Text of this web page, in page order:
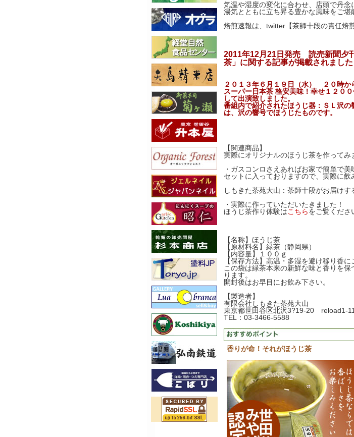
気温や湿度の変化に合わせ、店頭で丹
湯気とともに立ち昇る豊かな風味をご堪
焙煎速報は、twitter【茶師十段の責任焙
2011年12月21日発売 読売新聞夕
茶」に関する記事が掲載されました
２０１３年６月１９日（水） ２０時か
スーパー日本茶 格安美味！幸せ１２０
して出演致しました。
番組内で紹介されたほうじ器：ＳＬ沢の
は、沢の響号でほうじたものです。
【関連商品】
実際にオリジナルのほうじ茶を作ってみ
・ガスコンロさえあればお家で簡単で
セットに入っておりますので、実際に飲
しもきた茶苑大山：茶師十段がお届けす
・実際に作っていただいたきました！
ほうじ茶作り体験はこちらをご覧くださ
【名称】ほうじ茶
【原材料名】緑茶（静岡県）
【内容量】１００ｇ
【保存方法】高温・多湿を避け移り香に
この袋は緑茶本来の新鮮な味と香りを
ります。
開封後はお早目にお飲み下さい。
【製造者】
有限会社しもきた茶苑大山
東京都世田谷区北沢3?19-20 reload1-
TEL：03-3466-5588
香りが命！それがほうじ茶